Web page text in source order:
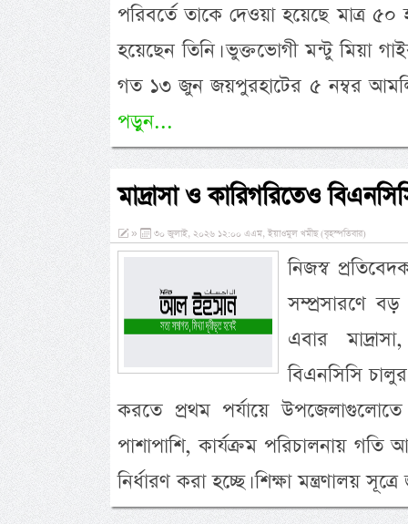
পরিবর্তে তাকে দেওয়া হয়েছে মাত্র ৫০
হয়েছেন তিনি। ভুক্তভোগী মন্টু মিয়া
গত ১৩ জুন জয়পুরহাটের ৫ নম্বর
পড়ুন...
মাদ্রাসা ও কারিগরিতেও
» ৩০ জুলাই, ২০২৬ ১২:০০ এএম, ইয়াওমুল খমীছ (বৃহস্পতিবার)
নিজস্ব
সম্প্রসারণে
এবার
বিএনসিসি চালুর
করতে প্রথম পর্যায়ে উপজেলাগুলোতে
পাশাপাশি, কার্যক্রম পরিচালনায় গতি
নির্ধারণ করা হচ্ছে। শিক্ষা মন্ত্রণালয়